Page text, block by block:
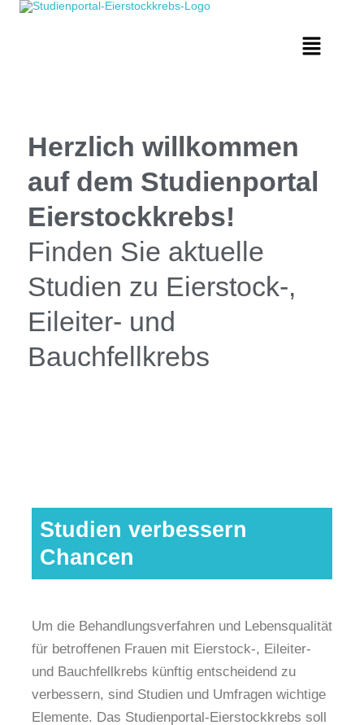
Herzlich willkommen
auf dem Studienportal
Eierstockkrebs!
Finden Sie aktuelle
Studien zu Eierstock-,
Eileiter- und
Bauchfellkrebs
Studien verbessern
Chancen
Um die Behandlungsverfahren und Lebensqualität
für betroffenen Frauen mit Eierstock-, Eileiter-
und Bauchfellkrebs künftig entscheidend zu
verbessern, sind Studien und Umfragen wichtige
Elemente. Das Studienportal-Eierstockkrebs soll